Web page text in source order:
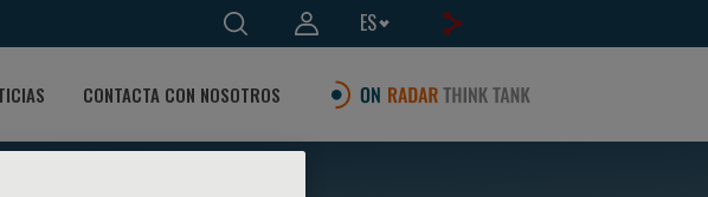
ES
CONTACTA CON NOSOTROS